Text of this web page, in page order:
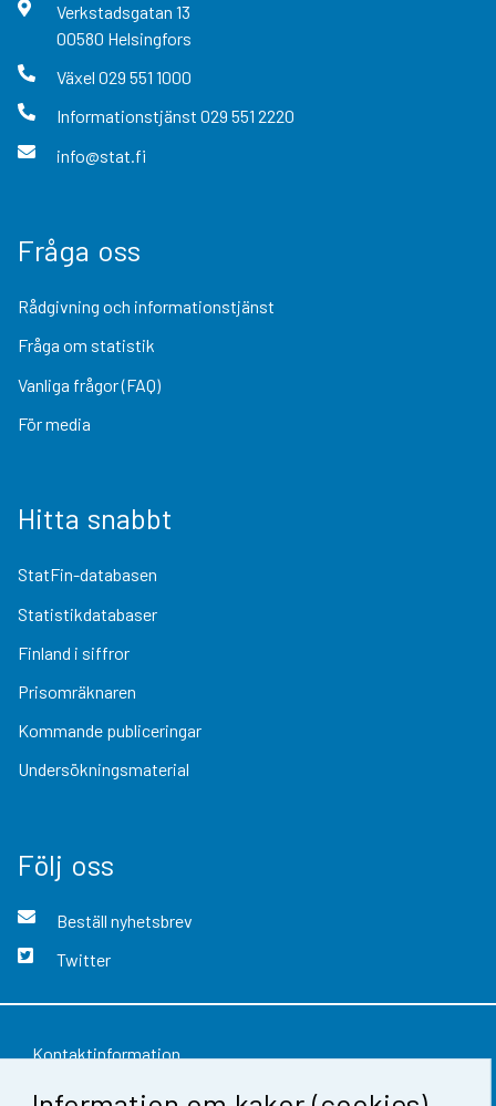
Verkstadsgatan 13
00580 Helsingfors
Växel 029 551 1000
Informationstjänst 029 551 2220
info@stat.fi
Fråga oss
Rådgivning och informationstjänst
Fråga om statistik
Vanliga frågor (FAQ)
För media
Hitta snabbt
StatFin-databasen
Statistikdatabaser
Finland i siffror
Prisomräknaren
Kommande publiceringar
Undersökningsmaterial
Följ oss
Beställ nyhetsbrev
Twitter
Kontaktinformation
Respons